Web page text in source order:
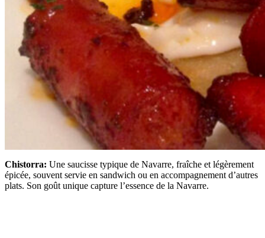
Chistorra: Une saucisse typique de Navarre, fraîche et légèrement
épicée, souvent servie en sandwich ou en accompagnement d’autres
plats. Son goût unique capture l’essence de la Navarre.